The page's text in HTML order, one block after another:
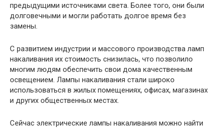
предыдущими источниками света. Более того, они были
долговечными и могли работать долгое время без
замены.
С развитием индустрии и массового производства ламп
накаливания их стоимость снизилась, что позволило
многим людям обеспечить свои дома качественным
освещением. Лампы накаливания стали широко
использоваться в жилых помещениях, офисах, магазинах
и других общественных местах.
Сейчас электрические лампы накаливания можно найти